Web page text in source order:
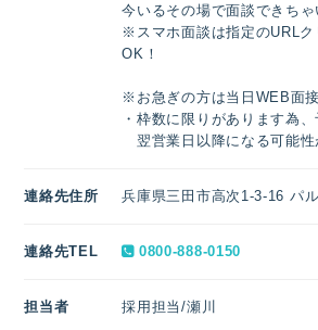
今いるその場で面談できちゃ
※スマホ面談は指定のURLク
OK！
※お急ぎの方は当日WEB面
・枠数に限りがあります為
翌営業日以降になる可能性
連絡先住所 兵庫県三田市高次1-3-16 パ
連絡先TEL 0800-888-0150
担当者 採用担当/瀬川